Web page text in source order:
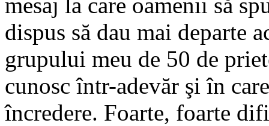
dispus să dau mai departe
grupului meu de 50 de
cunosc într-adevăr şi în
încredere. Foarte, foarte